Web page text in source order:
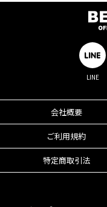
LINE
会社概要
ご利用規約
特定商取引法